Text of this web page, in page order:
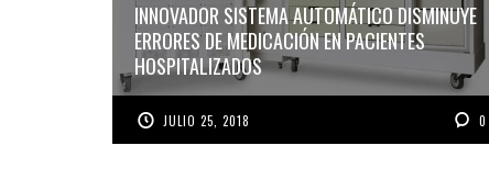
INNOVADOR SISTEMA AUTOMÁTICO DISMINUYE
ERRORES DE MEDICACIÓN EN PACIENTES
HOSPITALIZADOS
JULIO 25, 2018 0